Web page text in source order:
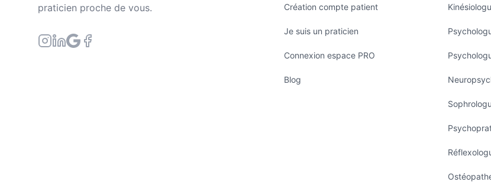
praticien proche de vous.
Création compte patient
Je suis un praticien
Connexion espace PRO
Blog